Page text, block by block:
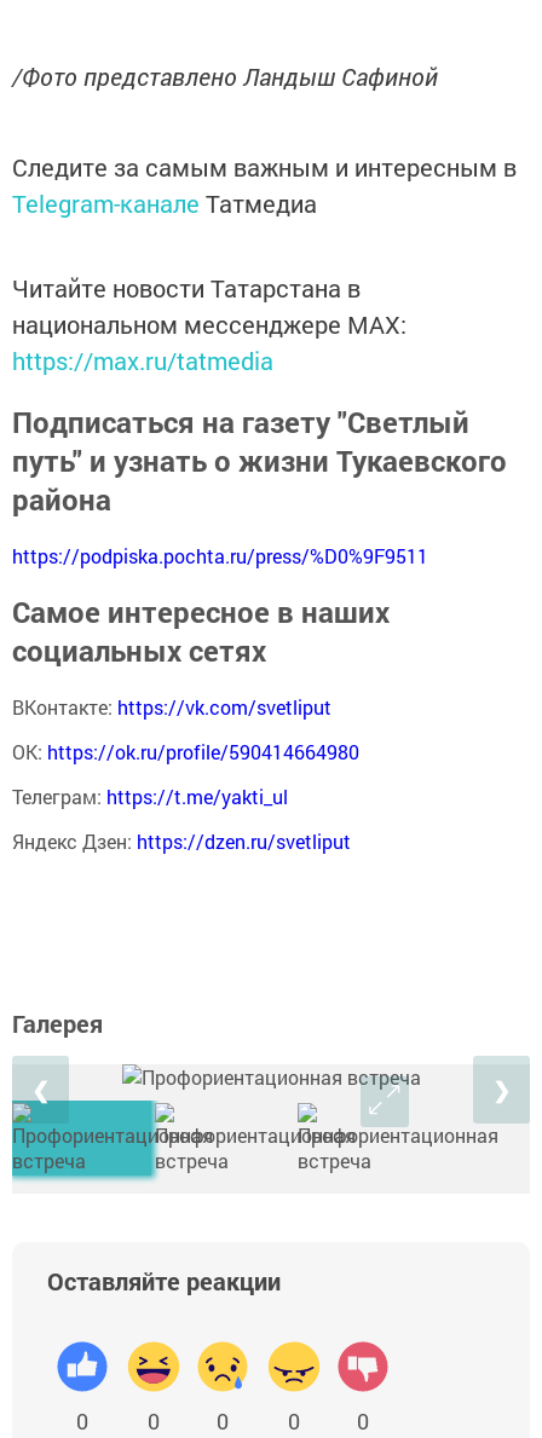
/Фото представлено Ландыш Сафиной
Следите за самым важным и интересным в
Telegram-канале Татмедиа
Читайте новости Татарстана в
национальном мессенджере MАХ:
https://max.ru/tatmedia
Подписаться на газету "Светлый
путь" и узнать о жизни Тукаевского
района
https://podpiska.pochta.ru/press/%D0%9F9511
Самое интересное в наших
социальных сетях
ВКонтакте: https://vk.com/svetliput
ОК: https://ok.ru/profile/590414664980
Телеграм: https://t.me/yakti_ul
Яндекс Дзен: https://dzen.ru/svetliput
Галерея
❮ ❯
Оставляйте реакции
0 0 0 0 0